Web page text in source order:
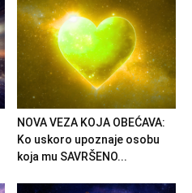
NOVA VEZA KOJA OBEĆAVA:
Ko uskoro upoznaje osobu
koja mu SAVRŠENO...